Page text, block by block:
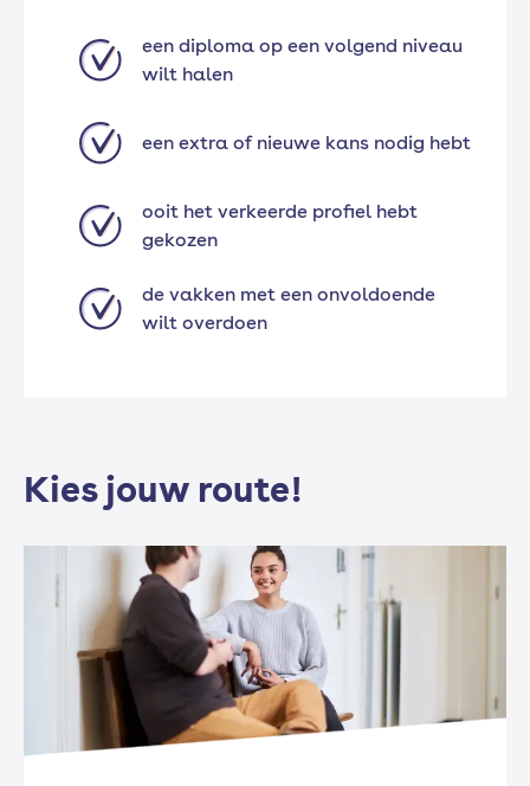
een diploma op een volgend niveau
wilt halen
een extra of nieuwe kans nodig hebt
ooit het verkeerde profiel hebt
gekozen
de vakken met een onvoldoende
wilt overdoen
Kies jouw route!